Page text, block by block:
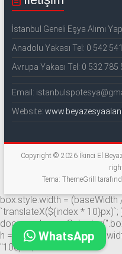
İstanbul Geneli Eşya Alımı
Anadolu Yakası Tel: 0 542
Avrupa Yakası Tel: 0 532 785
Email:
Website:
Copyright © 2026 İkinci El
Tema: ThemeGrill
WhatsApp
box.style.width =
`translateX(${index * 10}px)`;
h =
"100px";